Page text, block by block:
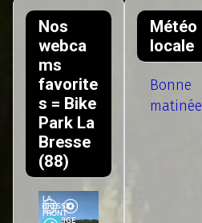
Nos
webca
ms
favorite
s = Bike
Park La
Bresse
(88)
Météo
locale
Bonne
matinée